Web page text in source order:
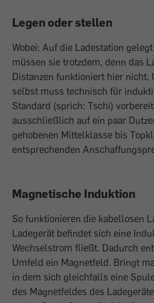
Legen oder stellen
Wobei: Auf die Ladestation
müssen sie trotzdem, denn das
Distanzen funktioniert hier nicht.
selbst muss technisch für
Standard (sprich: Tschi)
ausschließlich auf ein paar
gehobenen Mittelklasse bis
entsprechenden
Magnetische Induktion
So funktionieren die kabellosen
Ladegerät befindet sich eine
Wechselstrom fließt. Dadurch
Umfeld ein Magnetfeld. Bringt
in dem sich gleichfalls eine
des Magnetfeldes des